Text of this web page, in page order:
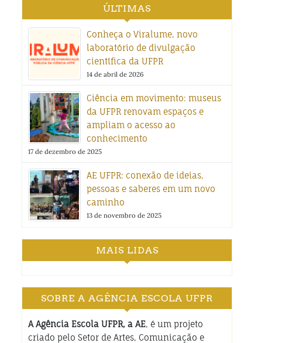
ÚLTIMAS
Conheça o Viralume, novo
laboratório de divulgação
científica da UFPR
14 de abril de 2026
Ciência em movimento: museus
da UFPR renovam espaços e
ampliam o acesso ao
conhecimento
17 de dezembro de 2025
AE UFPR: conexão de ideias,
pessoas e saberes em um novo
caminho
13 de novembro de 2025
MAIS LIDAS
SOBRE A AGÊNCIA ESCOLA UFPR
A Agência Escola UFPR, a AE, é um projeto
criado pelo Setor de Artes, Comunicação e